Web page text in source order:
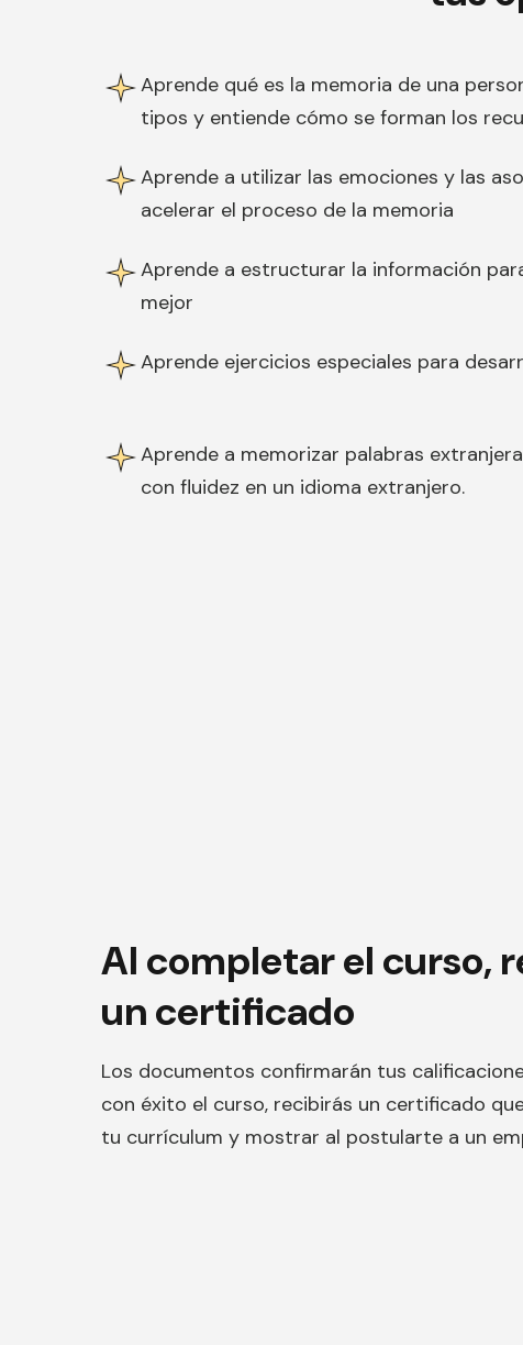
Aprende qué es la memoria de una
tipos y entiende cómo se forman los
Aprende a utilizar las emociones y las
acelerar el proceso de la memoria
Aprende a estructurar la información
mejor
Aprende ejercicios especiales para
Aprende a memorizar palabras
con fluidez en un idioma extranjero.
Al completar el curso,
uncertificado
Los documentos confirmarán tus
con éxito el curso, recibirás un certificado
tu currículum y mostrar al postularte a un